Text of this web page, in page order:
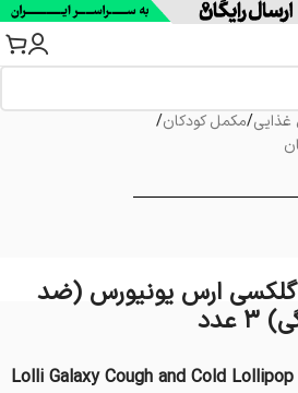
/مکمل کودکان/
گلکسی ارس یونیورس (ضد
Lolli Galaxy Cough and Cold